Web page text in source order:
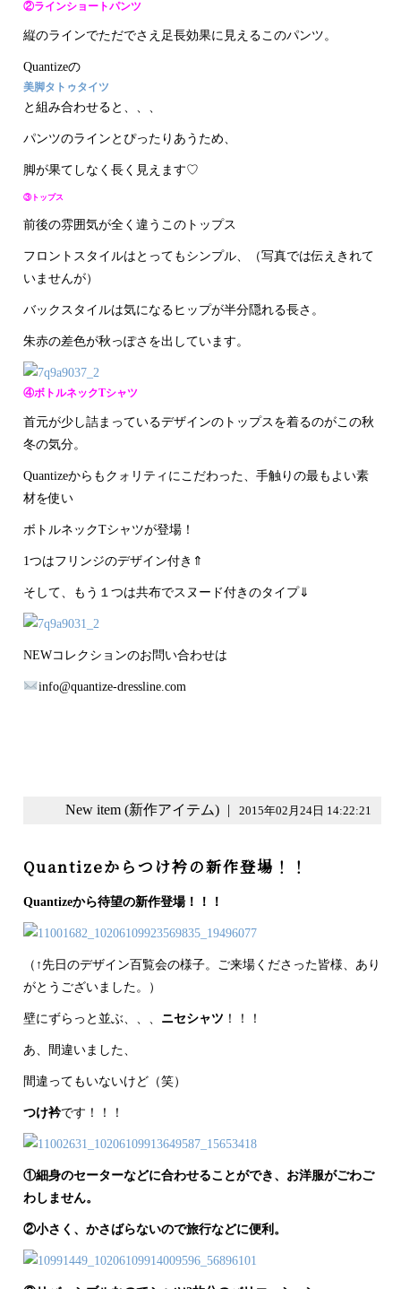
②ラインショートパンツ
縦のラインでただでさえ足長効果に見えるこのパンツ。
Quantizeの
美脚タトゥタイツ
と組み合わせると、、、
パンツのラインとぴったりあうため、
脚が果てしなく長く見えます♡
③トップス
前後の雰囲気が全く違うこのトップス
フロントスタイルはとってもシンプル、（写真では伝えきれて
いませんが）
バックスタイルは気になるヒップが半分隠れる長さ。
朱赤の差色が秋っぽさを出しています。
④ボトルネックTシャツ
首元が少し詰まっているデザインのトップスを着るのがこの秋
冬の気分。
Quantizeからもクォリティにこだわった、手触りの最もよい素
材を使い
ボトルネックTシャツが登場！
1つはフリンジのデザイン付き⇑
そして、もう１つは共布でスヌード付きのタイプ⇓
NEWコレクションのお問い合わせは
info@quantize-dressline.com
New item (新作アイテム) | 2015年02月24日 14:22:21
Quantizeからつけ衿の新作登場！！
Quantizeから待望の新作登場！！！
（↑先日のデザイン百覧会の様子。ご来場くださった皆様、あり
がとうございました。）
壁にずらっと並ぶ、、、 ニセシャツ ！！！
あ、間違いました、
間違ってもいないけど（笑）
つけ衿です！！！
①細身のセーターなどに合わせることができ、お洋服がごわご
わしません。
②小さく、かさばらないので旅行などに便利。